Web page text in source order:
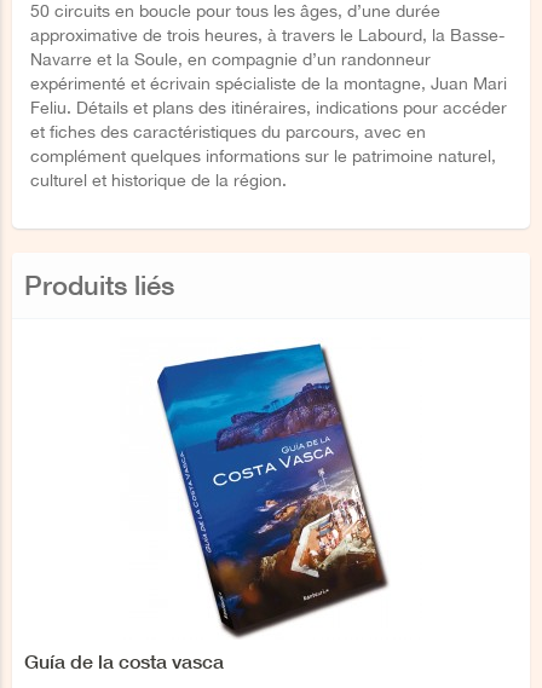
50 circuits en boucle pour tous les âges, d’une durée
approximative de trois heures, à travers le Labourd, la Basse-
Navarre et la Soule, en compagnie d’un randonneur
expérimenté et écrivain spécialiste de la montagne, Juan Mari
Feliu. Détails et plans des itinéraires, indications pour accéder
et fiches des caractéristiques du parcours, avec en
complément quelques informations sur le patrimoine naturel,
culturel et historique de la région.
Produits liés
Guía de la costa vasca